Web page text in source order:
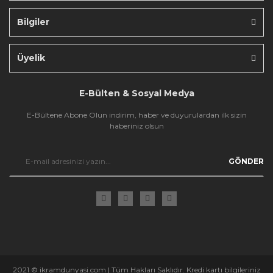
Bilgiler
Üyelik
E-Bülten & Sosyal Medya
E-Bültene Abone Olun indirim, haber ve duyurulardan ilk sizin
haberiniz olsun
GÖNDER
2021 © ikramdunyasi.com | Tüm Hakları Saklıdır. Kredi kartı bilgileriniz